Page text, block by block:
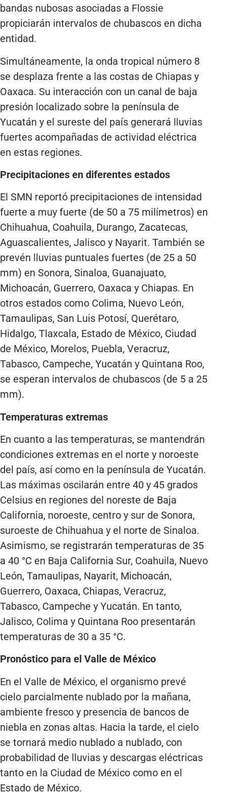
bandas nubosas asociadas a Flossie
propiciarán intervalos de chubascos en dicha
entidad.
Simultáneamente, la onda tropical número 8
se desplaza frente a las costas de Chiapas y
Oaxaca. Su interacción con un canal de baja
presión localizado sobre la península de
Yucatán y el sureste del país generará lluvias
fuertes acompañadas de actividad eléctrica
en estas regiones.
Precipitaciones en diferentes estados
El SMN reportó precipitaciones de intensidad
fuerte a muy fuerte (de 50 a 75 milímetros) en
Chihuahua, Coahuila, Durango, Zacatecas,
Aguascalientes, Jalisco y Nayarit. También se
prevén lluvias puntuales fuertes (de 25 a 50
mm) en Sonora, Sinaloa, Guanajuato,
Michoacán, Guerrero, Oaxaca y Chiapas. En
otros estados como Colima, Nuevo León,
Tamaulipas, San Luis Potosí, Querétaro,
Hidalgo, Tlaxcala, Estado de México, Ciudad
de México, Morelos, Puebla, Veracruz,
Tabasco, Campeche, Yucatán y Quintana Roo,
se esperan intervalos de chubascos (de 5 a 25
mm).
Temperaturas extremas
En cuanto a las temperaturas, se mantendrán
condiciones extremas en el norte y noroeste
del país, así como en la península de Yucatán.
Las máximas oscilarán entre 40 y 45 grados
Celsius en regiones del noreste de Baja
California, noroeste, centro y sur de Sonora,
suroeste de Chihuahua y el norte de Sinaloa.
Asimismo, se registrarán temperaturas de 35
a 40 °C en Baja California Sur, Coahuila, Nuevo
León, Tamaulipas, Nayarit, Michoacán,
Guerrero, Oaxaca, Chiapas, Veracruz,
Tabasco, Campeche y Yucatán. En tanto,
Jalisco, Colima y Quintana Roo presentarán
temperaturas de 30 a 35 °C.
Pronóstico para el Valle de México
En el Valle de México, el organismo prevé
cielo parcialmente nublado por la mañana,
ambiente fresco y presencia de bancos de
niebla en zonas altas. Hacia la tarde, el cielo
se tornará medio nublado a nublado, con
probabilidad de lluvias y descargas eléctricas
tanto en la Ciudad de México como en el
Estado de México.